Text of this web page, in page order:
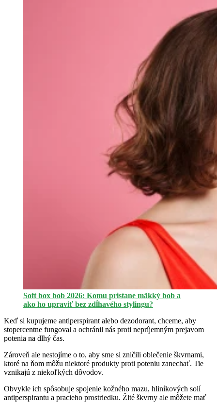
Soft box bob 2026: Komu pristane mäkký bob a
ako ho upraviť bez zdĺhavého stylingu?
Keď si kupujeme antiperspirant alebo dezodorant, chceme, aby
stopercentne fungoval a ochránil nás proti nepríjemným prejavom
potenia na dlhý čas.
Zároveň ale nestojíme o to, aby sme si zničili oblečenie škvrnami,
ktoré na ňom môžu niektoré produkty proti poteniu zanechať. Tie
vznikajú z niekoľkých dôvodov.
Obvykle ich spôsobuje spojenie kožného mazu, hliníkových solí
antiperspirantu a pracieho prostriedku. Žlté škvrny ale môžete mať